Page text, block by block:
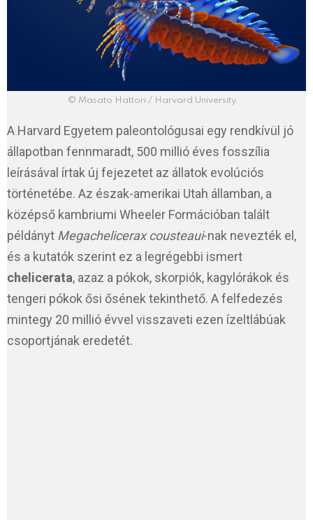
© Masato Hattori / Harvard University.
A Harvard Egyetem paleontológusai egy rendkívül jó
állapotban fennmaradt, 500 millió éves fosszília
leírásával írtak új fejezetet az állatok evolúciós
történetébe. Az észak-amerikai Utah államban, a
középső kambriumi Wheeler Formációban talált
példányt Megachelicerax cousteaui-nak nevezték el,
és a kutatók szerint ez a legrégebbi ismert
chelicerata, azaz a pókok, skorpiók, kagylórákok és
tengeri pókok ősi ősének tekinthető. A felfedezés
mintegy 20 millió évvel visszaveti ezen ízeltlábúak
csoportjának eredetét.